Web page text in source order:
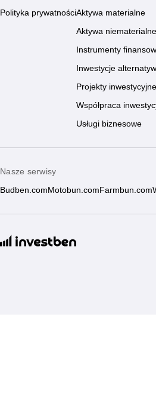
Polityka prywatnościAktywa materialne
Aktywa niematerialne
Instrumenty
Inwestycje
Projekty inwestycyjne
Współpraca
Usługi biznesowe
Nasze serwisy
Budben.com Motobun.com Farmbun.com